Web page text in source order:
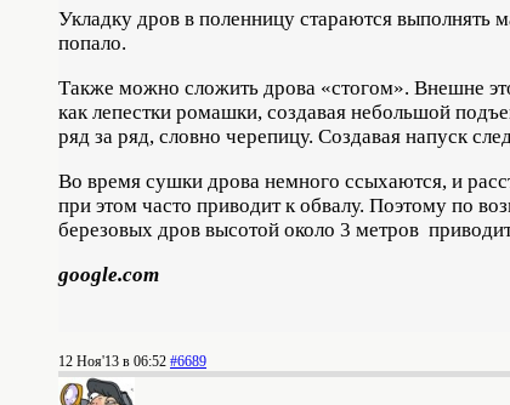
Укладку дров в поленницу стараются выполнять
попало.
Также можно сложить дрова «стогом». Внешне
как лепестки ромашки, создавая небольшой
ряд за ряд, словно черепицу. Создавая напуск
Во время сушки дрова немного ссыхаются, и
при этом часто приводит к обвалу. Поэтому по
березовых дров высотой около 3 метров
google.com
12 Ноя'13 в 06:52 #6689